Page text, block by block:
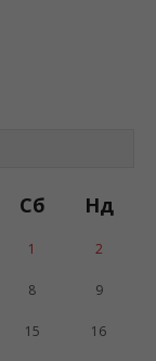
Сб Нд
1 2
8 9
15 16